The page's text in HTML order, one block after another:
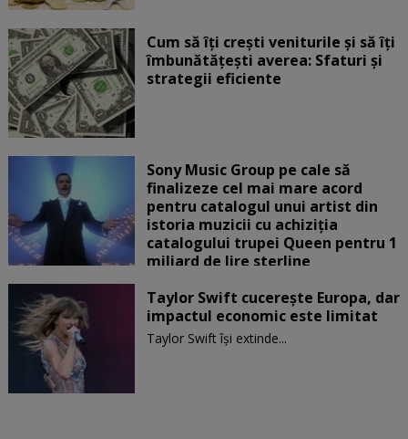
Cum să îți crești veniturile și să îți
îmbunătățești averea: Sfaturi și
strategii eficiente
Sony Music Group pe cale să
finalizeze cel mai mare acord
pentru catalogul unui artist din
istoria muzicii cu achiziția
catalogului trupei Queen pentru 1
miliard de lire sterline
Taylor Swift cucerește Europa, dar
impactul economic este limitat
Taylor Swift își extinde...